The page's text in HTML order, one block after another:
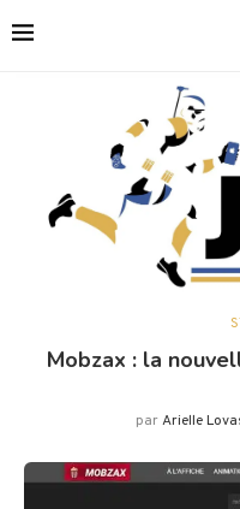
Mobzax : la
parArielle